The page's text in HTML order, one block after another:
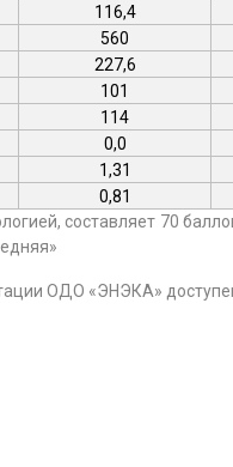
116,4
560
227,6
101
114
0,0
1,31
0,81
составляет 70
ОДО «ЭНЭКА»